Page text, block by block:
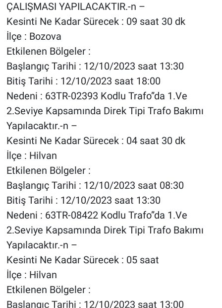
ÇALIŞMASI YAPILACAKTIR.-n –
Kesinti Ne Kadar Sürecek : 09 saat 30 dk
İlçe : Bozova
Etkilenen Bölgeler :
Başlangıç Tarihi : 12/10/2023 saat 13:30
Bitiş Tarihi : 12/10/2023 saat 18:00
Nedeni : 63TR-02393 Kodlu Trafo”da 1.Ve
2.Seviye Kapsamında Direk Tipi Trafo Bakımı
Yapılacaktır.-n –
Kesinti Ne Kadar Sürecek : 04 saat 30 dk
İlçe : Hilvan
Etkilenen Bölgeler :
Başlangıç Tarihi : 12/10/2023 saat 08:30
Bitiş Tarihi : 12/10/2023 saat 13:30
Nedeni : 63TR-08422 Kodlu Trafo”da 1.Ve
2.Seviye Kapsamında Direk Tipi Trafo Bakımı
Yapılacaktır.-n –
Kesinti Ne Kadar Sürecek : 05 saat
İlçe : Hilvan
Etkilenen Bölgeler :
Başlangıç Tarihi : 12/10/2023 saat 13:00